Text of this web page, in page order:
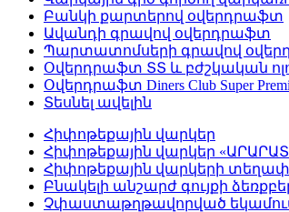
Բանկի քարտերով օվերդրաֆտ
Ավանդի գրավով օվերդրաֆտ
Պարտատոմսերի գրավով
Օվերդրաֆտ ՏՏ և բժշկական
Օվերդրաֆտ Diners Club Super
Տեսնել ավելին
Հիփոթեքային վարկեր
Հիփոթեքային վարկեր
Հիփոթեքային վարկերի
Բնակելի անշարժ գույքի
Չփաստաթղթավորված